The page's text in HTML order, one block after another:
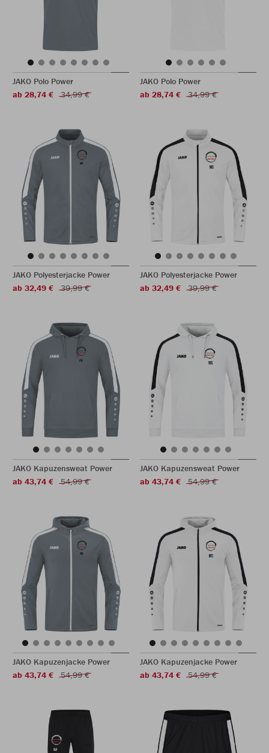
JAKO Polo Power
ab 28,74 €
34,99 €
JAKO Polo Power
ab 28,74 €
34,99 €
JAKO Polyesterjacke Power
ab 32,49 €
39,99 €
JAKO Polyesterjacke Power
ab 32,49 €
39,99 €
JAKO Kapuzensweat Power
ab 43,74 €
54,99 €
JAKO Kapuzensweat Power
ab 43,74 €
54,99 €
JAKO Kapuzenjacke Power
ab 43,74 €
54,99 €
JAKO Kapuzenjacke Power
ab 43,74 €
54,99 €